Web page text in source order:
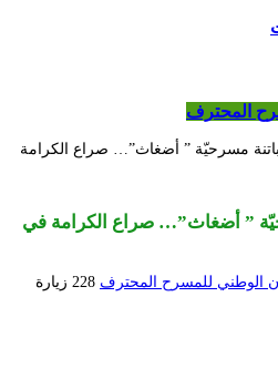
المحترف
مسرحيّة ” أضغاث”… صراع الكرامة
” أضغاث”… صراع الكرامة في
الوطني للمسرح المحترف 228 زيارة